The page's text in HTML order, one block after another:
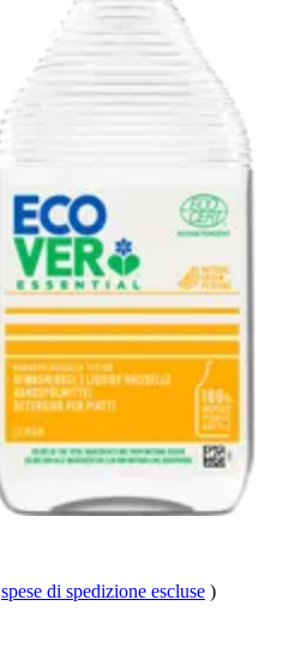
spese di spedizione escluse )